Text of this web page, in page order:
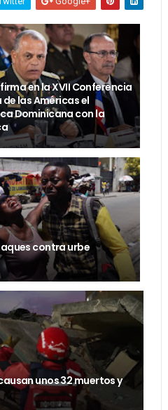
en la XVII Conferencia
las Américas el
Dominicana con la
contra urbe
unos 32 muertos y